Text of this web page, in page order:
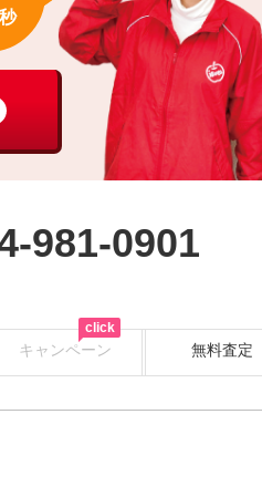
秒
981-0901
キャンペーン 無料査定
click